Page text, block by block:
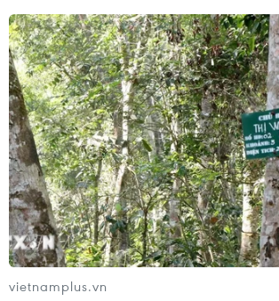
Vingroup ký kết hợp tác ba
dự án D'.Capitale
26/09/2016 07:38
Ngày 25/09/2016, Tập đoàn Tân
đoàn Vingroup và Ngân hàng
hợp tác ba bên để triển khai tổ hợp
và trung tâm thương mại cao cấp
vietnamplus.vn